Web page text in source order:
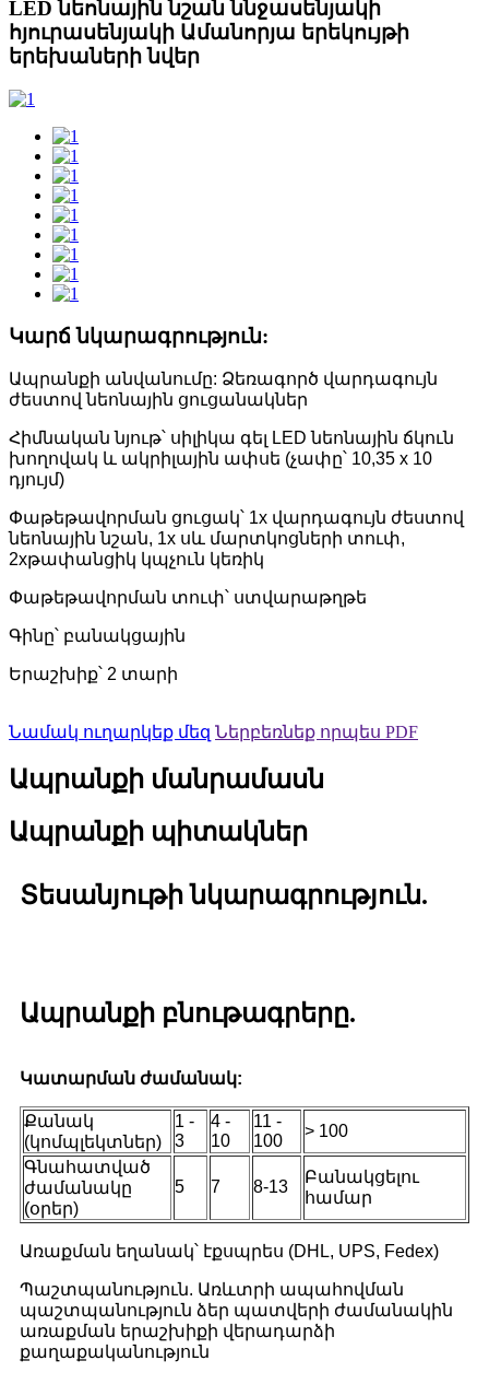
LED նեոնային նշան ննջասենյակի
հյուրասենյակի Ամանորյա երեկույթի
երեխաների նվեր
Կարճ նկարագրություն:
Ապրանքի անվանումը: Ձեռագործ վարդագույն
ժեստով նեոնային ցուցանակներ
Հիմնական նյութ՝ սիլիկա գել LED նեոնային ճկուն
խողովակ և ակրիլային ափսե (չափը՝ 10,35 x 10
դյույմ)
Փաթեթավորման ցուցակ՝ 1x վարդագույն ժեստով
նեոնային նշան, 1x սև մարտկոցների տուփ,
2xթափանցիկ կպչուն կեռիկ
Փաթեթավորման տուփ՝ ստվարաթղթե
Գինը՝ բանակցային
Երաշխիք՝ 2 տարի
Նամակ ուղարկեք մեզ Ներբեռնեք որպես PDF
Ապրանքի մանրամասն
Ապրանքի պիտակներ
Տեսանյութի նկարագրություն.
Ապրանքի բնութագրերը.
Կատարման ժամանակ:
Քանակ
(կոմպլեկտներ)
1 -
3
4 -
10
11 -
100
> 100
Գնահատված
ժամանակը
(օրեր)
5 7 8-13
Բանակցելու
համար
Առաքման եղանակ՝ էքսպրես (DHL, UPS, Fedex)
Պաշտպանություն. Առևտրի ապահովման
պաշտպանություն ձեր պատվերի ժամանակին
առաքման երաշխիքի վերադարձի
քաղաքականություն